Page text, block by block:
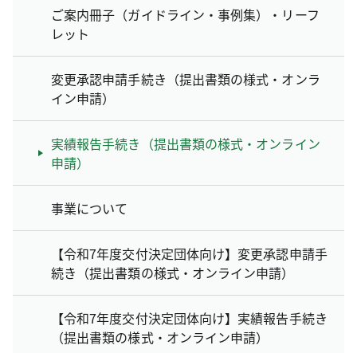
ご案内冊子（ガイドライン・事例集）・リーフ
レット
変更承認申請手続き（提出書類の様式・オンラ
イン申請）
実績報告手続き（提出書類の様式・オンライン
申請）
事業について
【令和7年度交付決定団体向け】変更承認申請手
続き（提出書類の様式・オンライン申請）
【令和7年度交付決定団体向け】実績報告手続き
（提出書類の様式・オンライン申請）